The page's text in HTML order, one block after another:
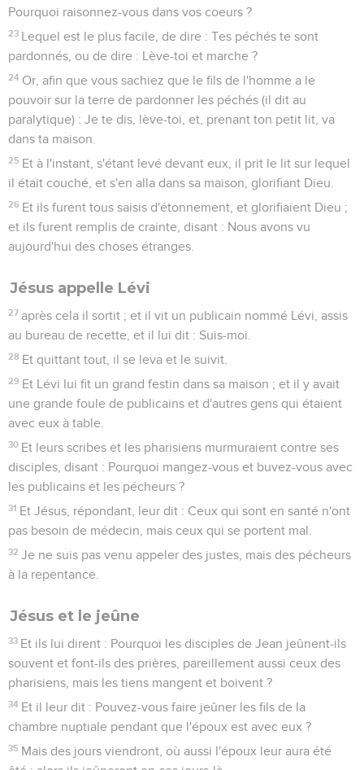
Pourquoi raisonnez-vous dans vos coeurs ?
23 Lequel est le plus facile, de dire : Tes péchés te sont
pardonnés, ou de dire : Lève-toi et marche ?
24 Or, afin que vous sachiez que le fils de l'homme a le
pouvoir sur la terre de pardonner les péchés (il dit au
paralytique) : Je te dis, lève-toi, et, prenant ton petit lit, va
dans ta maison.
25 Et à l'instant, s'étant levé devant eux, il prit le lit sur lequel
il était couché, et s'en alla dans sa maison, glorifiant Dieu.
26 Et ils furent tous saisis d'étonnement, et glorifiaient Dieu ;
et ils furent remplis de crainte, disant : Nous avons vu
aujourd'hui des choses étranges.
Jésus appelle Lévi
27 après cela il sortit ; et il vit un publicain nommé Lévi, assis
au bureau de recette, et il lui dit : Suis-moi.
28 Et quittant tout, il se leva et le suivit.
29 Et Lévi lui fit un grand festin dans sa maison ; et il y avait
une grande foule de publicains et d'autres gens qui étaient
avec eux à table.
30 Et leurs scribes et les pharisiens murmuraient contre ses
disciples, disant : Pourquoi mangez-vous et buvez-vous avec
les publicains et les pécheurs ?
31 Et Jésus, répondant, leur dit : Ceux qui sont en santé n'ont
pas besoin de médecin, mais ceux qui se portent mal.
32 Je ne suis pas venu appeler des justes, mais des pécheurs
à la repentance.
Jésus et le jeûne
33 Et ils lui dirent : Pourquoi les disciples de Jean jeûnent-ils
souvent et font-ils des prières, pareillement aussi ceux des
pharisiens, mais les tiens mangent et boivent ?
34 Et il leur dit : Pouvez-vous faire jeûner les fils de la
chambre nuptiale pendant que l'époux est avec eux ?
35 Mais des jours viendront, où aussi l'époux leur aura été